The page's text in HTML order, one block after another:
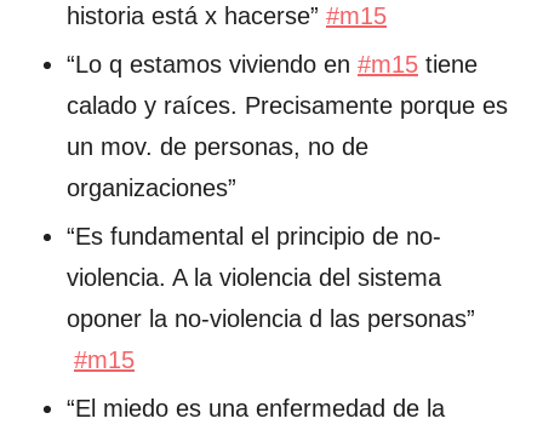
historia está x hacerse” #m15
“Lo q estamos viviendo en #m15 tiene
calado y raíces. Precisamente porque es
un mov. de personas, no de
organizaciones”
“Es fundamental el principio de no-
violencia. A la violencia del sistema
oponer la no-violencia d las personas”
#m15
“El miedo es una enfermedad de la